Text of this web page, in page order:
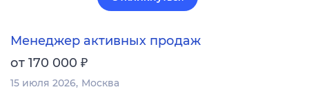
Менеджер активных продаж
от 170 000 ₽
15 июля 2026 Москва